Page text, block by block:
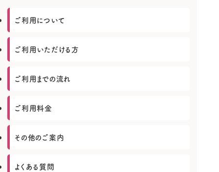
松本クリニック
一般外来
予防接種について
高度医療機器による各種検査
施設紹介
医師紹介
専門外来
訪問看護とは
グループホームまごころについて
グループホームとは
介護付き有料老人ホーム おもいやりについて
ご利用について
ご利用いただける方
ご利用までの流れ
ご利用料金
その他のご案内
よくある質問